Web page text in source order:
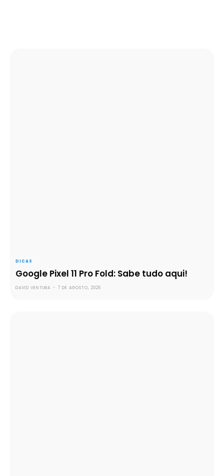
DICAS
Google Pixel 11 Pro Fold: Sabe tudo aqui!
DAVID VENTURA - 7 DE AGOSTO, 2026